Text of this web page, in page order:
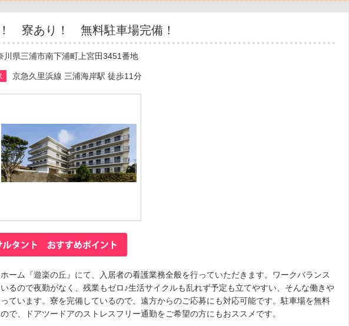
寮あり！ 無料駐車場完備！
川県三浦市南下浦町上宮田3451番地
京急久里浜線 三浦海岸駅 徒歩11分
ーム『遊楽の丘』にて、入居者の看護業務全般を行っていただきます。ワークバランス
るので夜勤がなく、残業もゼロ♪生活サイクルも乱れず予定も立てやすい、そんな働きや
ています。寮を完備しているので、遠方からのご応募にも対応可能です。駐車場を無料
で、ドアツードアのストレスフリー通勤をご希望の方にもおススメです。